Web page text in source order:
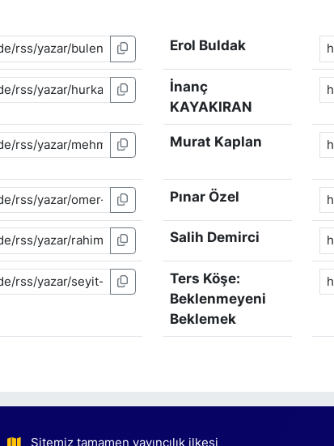
Erol Buldak
İnanç
KAYAKIRAN
Murat Kaplan
Pınar Özel
Salih Demirci
Ters Köşe:
Beklenmeyeni
Beklemek
Sitemiz tamamen yayıncılık ilkesi